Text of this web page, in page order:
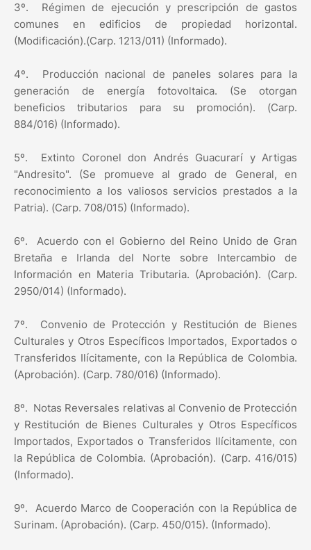
3º.
Régimen de ejecución y prescripción de gastos
comunes en edificios de propiedad horizontal.
(Modificación).(Carp. 1213/011) (Informado).
4º.
Producción nacional de paneles solares para la
generación de energía fotovoltaica. (Se otorgan
beneficios tributarios para su promoción). (Carp.
884/016) (Informado).
5º.
Extinto Coronel don Andrés Guacurarí y Artigas
"Andresito". (Se promueve al grado de General, en
reconocimiento a los valiosos servicios prestados a la
Patria). (Carp. 708/015) (Informado).
6º.
Acuerdo con el Gobierno del Reino Unido de Gran
Bretaña e Irlanda del Norte sobre Intercambio de
Información en Materia Tributaria. (Aprobación). (Carp.
2950/014) (Informado).
7º.
Convenio de Protección y Restitución de Bienes
Culturales y Otros Específicos Importados, Exportados o
Transferidos Ilícitamente, con la República de Colombia.
(Aprobación). (Carp. 780/016) (Informado).
8º. Notas Reversales relativas al Convenio de Protección
y Restitución de Bienes Culturales y Otros Específicos
Importados, Exportados o Transferidos Ilícitamente, con
la República de Colombia. (Aprobación). (Carp. 416/015)
(Informado).
9º.
Acuerdo Marco de Cooperación con la República de
Surinam. (Aprobación). (Carp. 450/015). (Informado).